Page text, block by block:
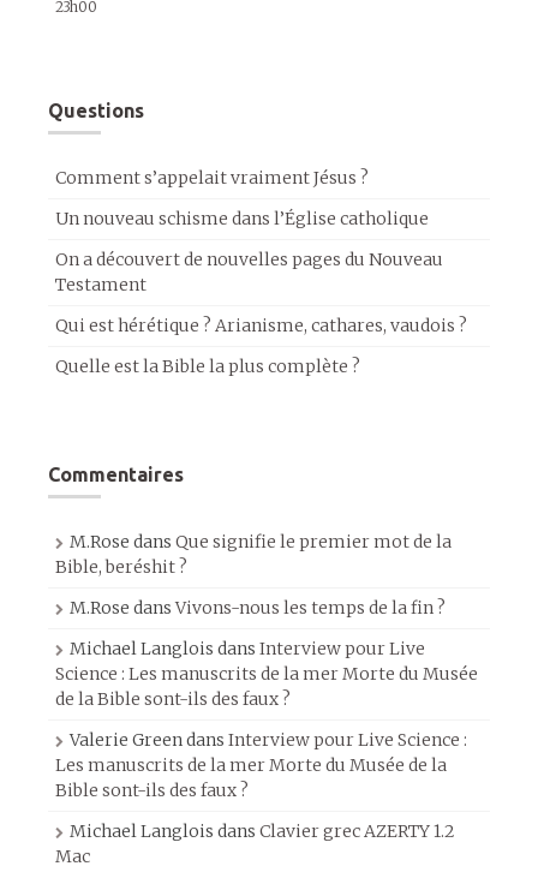
23h00
Questions
Comment s’appelait vraiment Jésus ?
Un nouveau schisme dans l’Église catholique
On a découvert de nouvelles pages du Nouveau
Testament
Qui est hérétique ? Arianisme, cathares, vaudois ?
Quelle est la Bible la plus complète ?
Commentaires
M.Rose dans Que signifie le premier mot de la
Bible, beréshit ?
M.Rose dansVivons-nous les temps de la fin ?
Michael Langlois dans Interview pour Live
Science : Les manuscrits de la mer Morte du Musée
de la Bible sont-ils des faux ?
Valerie Greendans Interview pour Live Science :
Les manuscrits de la mer Morte du Musée de la
Bible sont-ils des faux ?
Michael Langlois dans Clavier grec AZERTY 1.2
Mac